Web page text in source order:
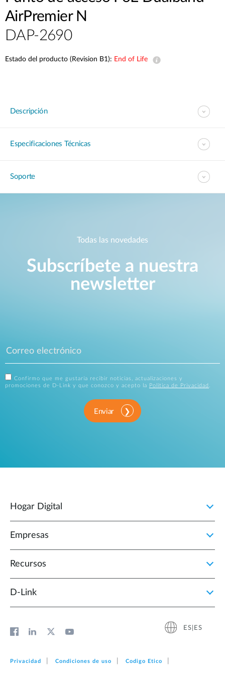
AirPremier N
DAP-2690
Estado del producto (Revision B1): End of Life
Descripción
Especificaciones Técnicas
Soporte
Todas las novedades
Subscríbete a nuestra
newsletter
Confirmo que me gustaría recibir noticias, actualizaciones y
promociones de D-Link y que conozco y acepto la
Política de Privacidad .
Enviar
Hogar Digital
Empresas
Recursos
D‑Link
ES|ES
Privacidad Condiciones de uso Codigo Etico